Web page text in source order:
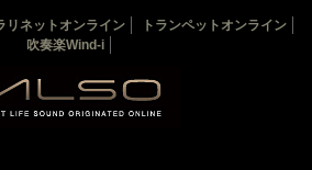
音源連動：演奏＆解説by後藤天太
カバー：渡辺貞夫
THE SAX バックナンバー
リネットオンライン
トランペットオンライン
吹奏楽Wind-i